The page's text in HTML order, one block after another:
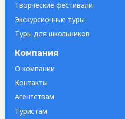
Творческие фестивали
Экскурсионные туры
Туры для школьников
Компания
О компании
Контакты
Агентствам
Туристам